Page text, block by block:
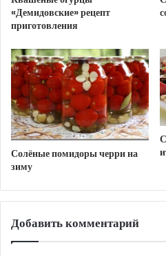
укропа.
https://femalemir.ru/
Теги вкусный рецепт
салат
«Демидовские» рецепт
приготовления
Солёные помидоры черри на
зиму
Добавить комментарий